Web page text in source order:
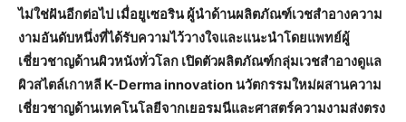
ไม่ใช่ฝันอีกต่อไป เมื่อยูเซอริน ผู้นำด้านผลิตภัณฑ์เวชสำอางความ
งามอันดับหนึ่งที่ได้รับความไว้วางใจและแนะนำโดยแพทย์ผู้
เชี่ยวชาญด้านผิวหนังทั่วโลก เปิดตัวผลิตภัณฑ์กลุ่มเวชสำอางดูแล
ผิวสไตล์เกาหลี K-Derma innovation นวัตกรรมใหม่ผสานความ
เชี่ยวชาญด้านเทคโนโลยีจากเยอรมนีและศาสตร์ความงามส่งตรง